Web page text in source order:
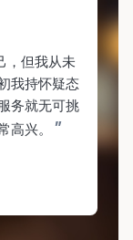
，但我从未
我持怀疑态
务就无可挑
高兴。
”